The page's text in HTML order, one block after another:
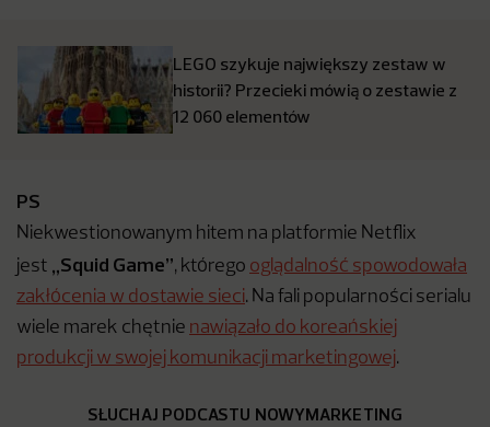
LEGO szykuje największy zestaw w
historii? Przecieki mówią o zestawie z
12 060 elementów
PS
Niekwestionowanym hitem na platformie Netflix
jest „Squid Game”, którego oglądalność spowodowała
zakłócenia w dostawie sieci. Na fali popularności serialu
wiele marek chętnie nawiązało do koreańskiej
produkcji w swojej komunikacji marketingowej.
SŁUCHAJ PODCASTU NOWYMARKETING